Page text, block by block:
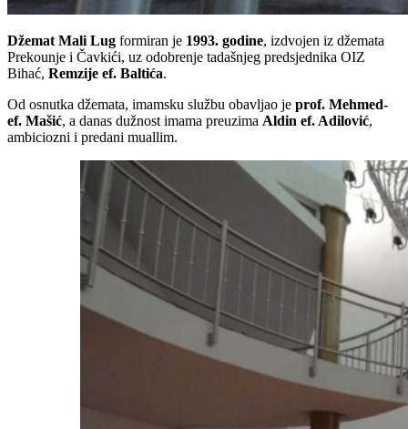
Džemat Mali Lug formiran je 1993. godine, izdvojen iz džemata
Prekounje i Čavkići, uz odobrenje tadašnjeg predsjednika OIZ
Bihać, Remzije ef. Baltića.
Od osnutka džemata, imamsku službu obavljao je prof. Mehmed-
ef. Mašić, a danas dužnost imama preuzima Aldin ef. Adilović,
ambiciozni i predani muallim.